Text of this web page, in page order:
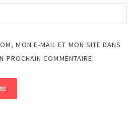
MON E-MAIL ET MON SITE DANS
PROCHAIN COMMENTAIRE.